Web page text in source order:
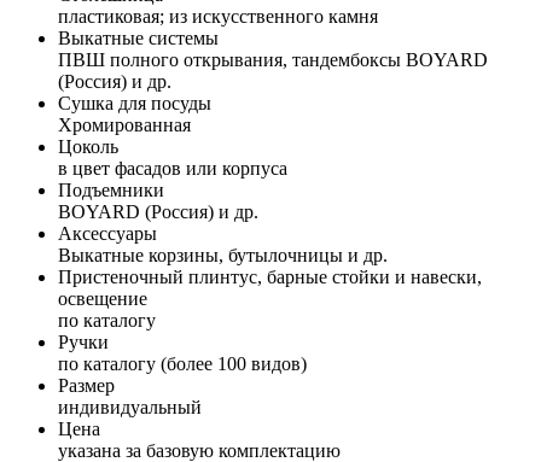
пластиковая; из искусственного камня
Выкатные системы
ПВШ полного открывания, тандембоксы BOYARD
(Россия) и др.
Сушка для посуды
Хромированная
Цоколь
в цвет фасадов или корпуса
Подъемники
BOYARD (Россия) и др.
Аксессуары
Выкатные корзины, бутылочницы и др.
Пристеночный плинтус, барные стойки и навески,
освещение
по каталогу
Ручки
по каталогу (более 100 видов)
Размер
индивидуальный
Цена
указана за базовую комплектацию